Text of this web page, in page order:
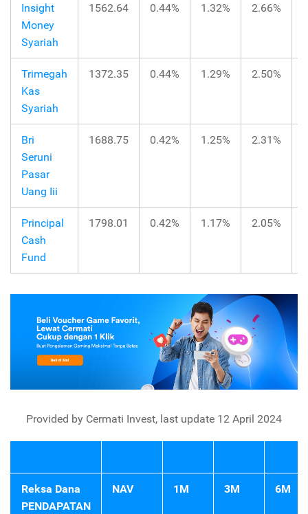
Insight
Money
Syariah
1562.64 0.44% 1.32% 2.66%
Trimegah
Kas
Syariah
1372.35 0.44% 1.29% 2.50%
Bri
Seruni
Pasar
Uang Iii
1688.75 0.42% 1.25% 2.31%
Principal
Cash
Fund
1798.01 0.42% 1.17% 2.05%
Provided by Cermati Invest, last update 12 April 2024
Reksa Dana
PENDAPATAN
NAV 1M 3M 6M